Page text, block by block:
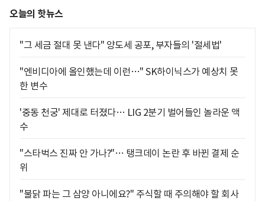
오늘의 핫뉴스
"그 세금 절대 못 낸다" 양도세 공포, 부자들의 '절세법'
"엔비디아에 올인했는데 이런…" SK하이닉스가 예상치 못
한 변수
'중동 천궁' 제대로 터졌다… LIG 2분기 벌어들인 놀라운 액
수
"스타벅스 진짜 안 가나?"… 탱크데이 논란 후 바뀐 결제 순
위
"불닭 파는 그 삼양 아니에요?" 주식할 때 주의해야 할 회사